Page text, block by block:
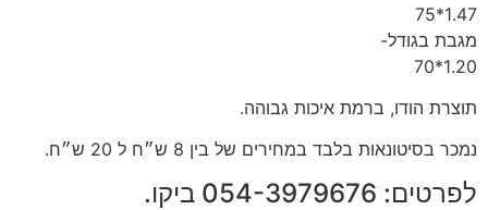
1.47*75
מגבת בגודל-
1.20*70
תוצרת הודו, ברמת איכות גבוהה.
נמכר בסיטונאות בלבד במחירים של בין 8 ש״ח ל 20 ש״ח.
לפרטים: ‭054-3979676‬ ביקו.